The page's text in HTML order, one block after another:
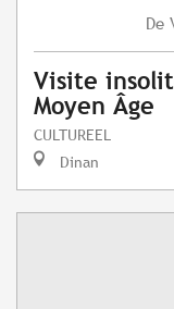
De
Visite
Moyen Âge
CULTUREEL
Dinan